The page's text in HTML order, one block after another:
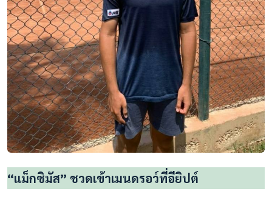
“แม็กซิมัส” ชวดเข้าเมนดรอว์ที่อียิปต์